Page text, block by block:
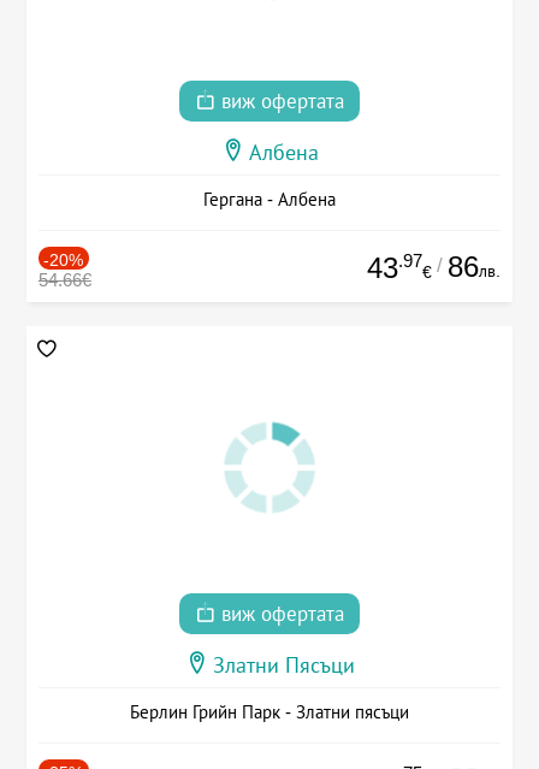
виж офертата
Албена
Гергана - Албена
-20%
54.66€ 43.97
€ / 86лв.
виж офертата
Златни Пясъци
Берлин Грийн Парк - Златни пясъци